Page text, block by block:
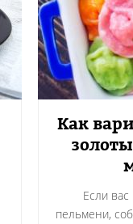
Как
Если
пельмени,